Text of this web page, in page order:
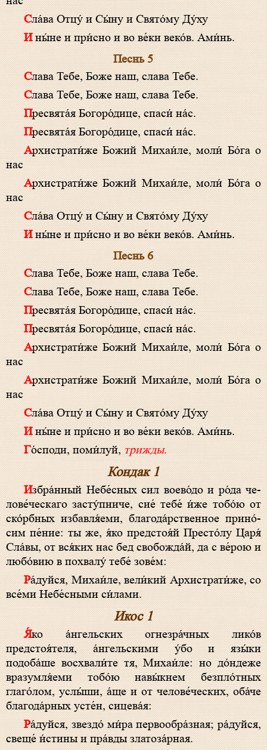
Сла́ва Отцу́ и Сы́ну и Свято́му Ду́ху
И ны́не и при́сно и во ве́ки веко́в. Ами́нь.
Песнь 5
Слава Тебе, Боже наш, слава Тебе.
Слава Тебе, Боже наш, слава Тебе.
Пресвята́я Богоро́дице, спаси́ на́с.
Пресвята́я Богоро́дице, спаси́ на́с.
Архистрати́же Божий Михаи́ле, моли́ Бо́га о
нас
Архистрати́же Божий Михаи́ле, моли́ Бо́га о
нас
Сла́ва Отцу́ и Сы́ну и Свято́му Ду́ху
И ны́не и при́сно и во ве́ки веко́в. Ами́нь.
Песнь 6
Слава Тебе, Боже наш, слава Тебе.
Слава Тебе, Боже наш, слава Тебе.
Пресвята́я Богоро́дице, спаси́ на́с.
Пресвята́я Богоро́дице, спаси́ на́с.
Архистрати́же Божий Михаи́ле, моли́ Бо́га о
нас
Архистрати́же Божий Михаи́ле, моли́ Бо́га о
нас
Сла́ва Отцу́ и Сы́ну и Свято́му Ду́ху
И ны́не и при́сно и во ве́ки веко́в. Ами́нь.
Го́споди, поми́луй,трижды.
Кондак 1
Из­бра́н­ный Не­бе́с­ных сил вое­во́­до и ро́­да че­
ло­ве́­чес­ка­го зас­ту́п­ни­че, сие́ те­бе́ и́же то­бо́ю от
ско́рб­ных избавля́еми, бла­го­да́р­ствен­ное при­но́­
сим пе́­ние: ты же, я́ко пред­сто­я́й Пре­сто́­лу Ца­ря́
Сла́­вы, от вся́­ких нас бед сво­бож­да́й, да с ве́­рою и
лю­бо́­вию в по­хва­лу́ те­бе́ зо­ве́м:
Ра́­дуй­ся, Михаи́ле, ве­ли́­кий Архистрати́же, со
все́­ми Небе́сными си́лами.
Икос 1
Я́ко а́нгельских огнезра́чных лико́в
предстоя́теля, а́нгельскими у́бо и язы́ки
подоба́ше восхвали́те тя, Михаи́ле: но до́ндеже
вразумля́еми то­бо́ю навы́кнем безпло́тных
глаго́лом, услы́­ши, а́ще и от че­ло­ве́­чес­ких, оба́­че
благода́рных усте́н, си­це­ва́я:
Ра́­дуй­ся, звез­до́ ми́­ра первообра́зная; ра́­дуй­ся,
свеще́ и́с­ти­ны и пра́в­ды златоза́рная.